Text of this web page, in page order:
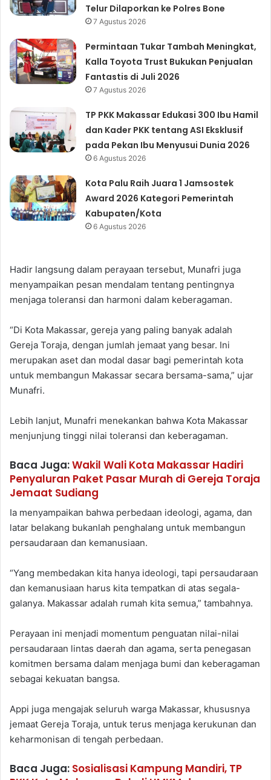
Telur Dilaporkan ke Polres Bone
7 Agustus 2026
Permintaan Tukar Tambah Meningkat,
Kalla Toyota Trust Bukukan Penjualan
Fantastis di Juli 2026
7 Agustus 2026
TP PKK Makassar Edukasi 300 Ibu Hamil
dan Kader PKK tentang ASI Eksklusif
pada Pekan Ibu Menyusui Dunia 2026
6 Agustus 2026
Kota Palu Raih Juara 1 Jamsostek
Award 2026 Kategori Pemerintah
Kabupaten/Kota
6 Agustus 2026
Hadir langsung dalam perayaan tersebut, Munafri juga
menyampaikan pesan mendalam tentang pentingnya
menjaga toleransi dan harmoni dalam keberagaman.
“Di Kota Makassar, gereja yang paling banyak adalah
Gereja Toraja, dengan jumlah jemaat yang besar. Ini
merupakan aset dan modal dasar bagi pemerintah kota
untuk membangun Makassar secara bersama-sama,” ujar
Munafri.
Lebih lanjut, Munafri menekankan bahwa Kota Makassar
menjunjung tinggi nilai toleransi dan keberagaman.
Baca Juga:Wakil Wali Kota Makassar Hadiri
Penyaluran Paket Pasar Murah di Gereja Toraja
Jemaat Sudiang
Ia menyampaikan bahwa perbedaan ideologi, agama, dan
latar belakang bukanlah penghalang untuk membangun
persaudaraan dan kemanusiaan.
“Yang membedakan kita hanya ideologi, tapi persaudaraan
dan kemanusiaan harus kita tempatkan di atas segala-
galanya. Makassar adalah rumah kita semua,” tambahnya.
Perayaan ini menjadi momentum penguatan nilai-nilai
persaudaraan lintas daerah dan agama, serta penegasan
komitmen bersama dalam menjaga bumi dan keberagaman
sebagai kekuatan bangsa.
Appi juga mengajak seluruh warga Makassar, khususnya
jemaat Gereja Toraja, untuk terus menjaga kerukunan dan
keharmonisan di tengah perbedaan.
Baca Juga: Sosialisasi Kampung Mandiri, TP